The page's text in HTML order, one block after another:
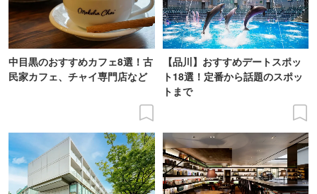
中目黒のおすすめカフェ8選！古
民家カフェ、チャイ専門店など
【品川】おすすめデートスポッ
ト18選！定番から話題のスポッ
トまで